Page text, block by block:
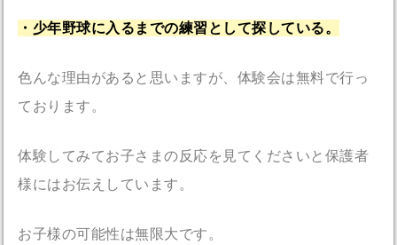
・少年野球に入るまでの練習として探している。
色んな理由があると思いますが、体験会は無料で行っ
ております。
体験してみてお子さまの反応を見てくださいと保護者
様にはお伝えしています。
お子様の可能性は無限大です。